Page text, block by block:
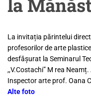
La invitația părintelui
profesorilor de arte
desfășurat la Seminarul
,,V.Costachi” M rea
Inspector arte prof. Oana
Alte foto